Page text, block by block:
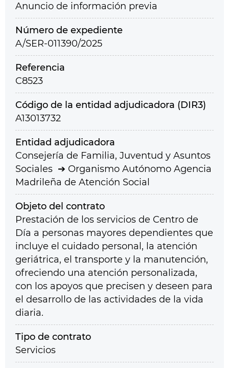
Anuncio de información previa
Número de expediente
A/SER-011390/2025
Referencia
C8523
Código de la entidad adjudicadora (DIR3)
A13013732
Entidad adjudicadora
Consejería de Familia, Juventud y Asuntos
Sociales
Organismo Autónomo Agencia
Madrileña de Atención Social
Objeto del contrato
Prestación de los servicios de Centro de
Día a personas mayores dependientes que
incluye el cuidado personal, la atención
geriátrica, el transporte y la manutención,
ofreciendo una atención personalizada,
con los apoyos que precisen y deseen para
el desarrollo de las actividades de la vida
diaria.
Tipo de contrato
Servicios